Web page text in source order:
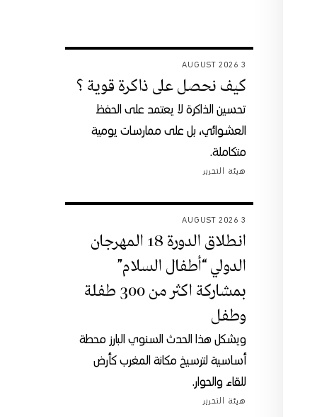
3 AUGUST 2026
كيف نحصل على ذاكرة قوية ؟
تحسين الذاكرة لا يعتمد على الحفظ
العشوائي، بل على ممارسات يومية
متكاملة.
هيئة التحرير
3 AUGUST 2026
انطلاق الدورة 18 المهرجان
الدولي “أطفال السلام”
بمشاركة اكثر من 300 طفلة
وطفل
ويشكل هذا الحدث السنوي البارز محطة
أساسية لترسيخ مكانة المغرب كأرض
للقاء والحوار.
هيئة التحرير